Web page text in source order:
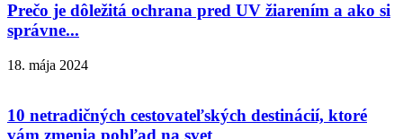
Prečo je dôležitá ochrana pred UV žiarením a ako si
správne...
18. mája 2024
10 netradičných cestovateľských destinácií, ktoré